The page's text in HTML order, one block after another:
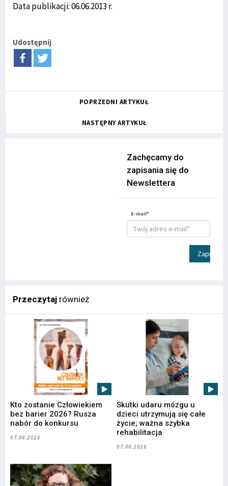
Data publikacji: 06.06.2013 r.
Udostępnij
POPRZEDNI ARTYKUŁ
NASTĘPNY ARTYKUŁ
Zachęcamy do
zapisania się do
Newslettera
E-mail*
Zapisz
Przeczytaj również
Kto zostanie Człowiekiem
bez barier 2026? Rusza
nabór do konkursu
07.08.2026
Skutki udaru mózgu u
dzieci utrzymują się całe
życie; ważna szybka
rehabilitacja
07.08.2026